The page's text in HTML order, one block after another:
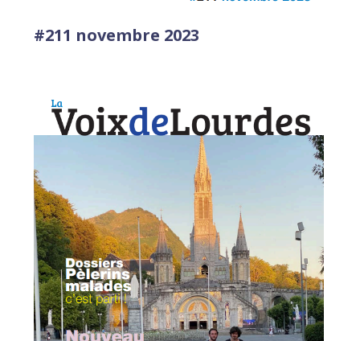
#211 novembre 2023